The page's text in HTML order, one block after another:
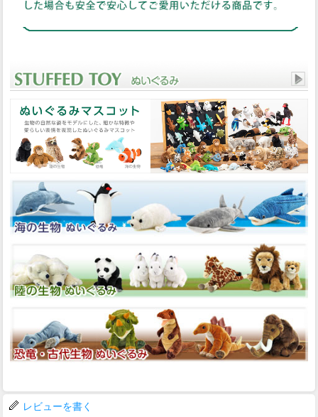
レビューを書く